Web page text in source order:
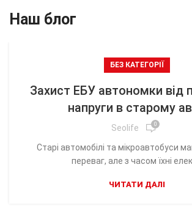
Наш блог
БЕЗ КАТЕГОРІЇ
Захист ЕБУ автономки від
напруги в старому
Seolife 0
Старі автомобілі та мікроавтобуси
переваг, але з часом їхні
ЧИТАТИ ДАЛІ